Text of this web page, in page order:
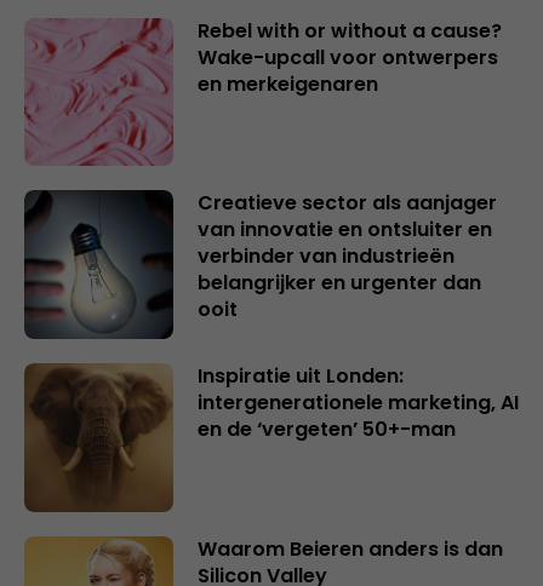
Rebel with or without a cause?
Wake-upcall voor ontwerpers
en merkeigenaren
Creatieve sector als aanjager
van innovatie en ontsluiter en
verbinder van industrieën
belangrijker en urgenter dan
ooit
Inspiratie uit Londen:
intergenerationele marketing, AI
en de ‘vergeten’ 50+-man
Waarom Beieren anders is dan
Silicon Valley